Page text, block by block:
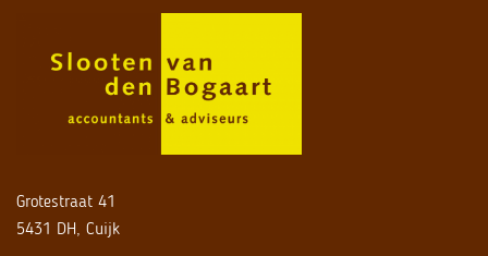
Grotestraat 41
5431 DH, Cuijk